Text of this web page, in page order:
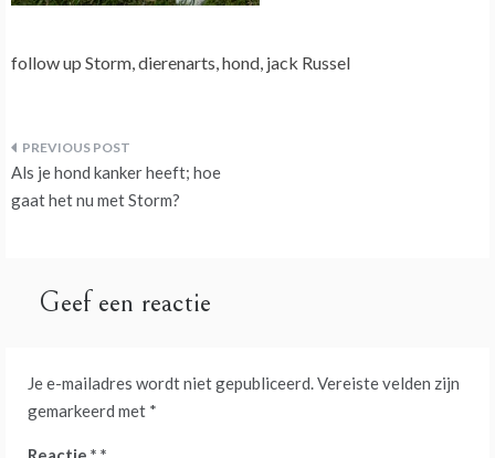
follow up Storm, dierenarts, hond, jack Russel
Bericht
navigatie
Als je hond kanker heeft; hoe
gaat het nu met Storm?
Geef een reactie
Je e-mailadres wordt niet gepubliceerd.Vereiste velden zijn
gemarkeerd met *